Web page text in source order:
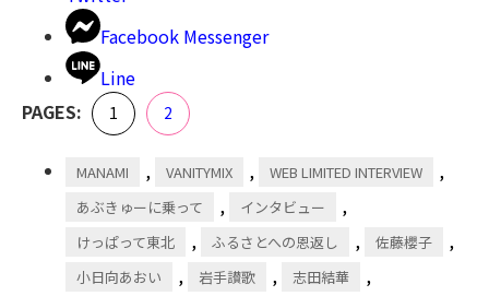
Facebook Messenger
Line
PAGES:
Page
1 Page
2
MANAMI , VANITYMIX , WEB LIMITED INTERVIEW ,
あぶきゅーに乗って , インタビュー ,
けっぱって東北 , ふるさとへの恩返し , 佐藤櫻子 ,
小日向あおい , 岩手讃歌 , 志田結華 ,